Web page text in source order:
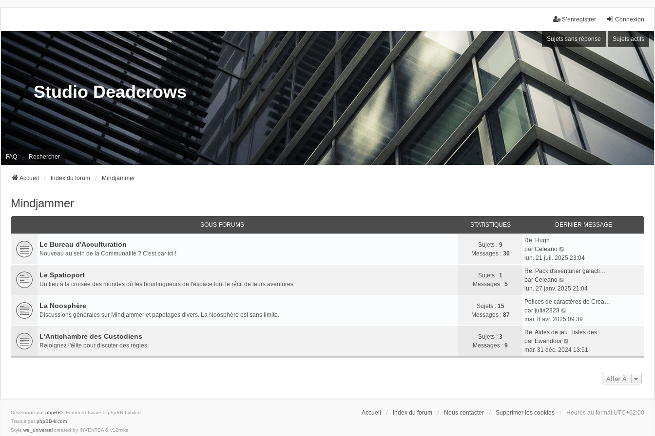
Connexion
S’enregistrer
Sujets sans réponse Sujets actifs
Studio Deadcrows
FAQ Rechercher
Accueil Index du forum Mindjammer
Mindjammer
SOUS-FORUMS STATISTIQUES DERNIER MESSAGE
Le Bureau d'Acculturation
Nouveau au sein de la Communalité ? C'est par ici !
Sujets : 9
Messages : 36
Re: Hugh
par Celeano
o
r
e
d
e
r
i
e
r
a
e
lun. 21 juil. 2025 23:04
Le Spatioport
Un lieu à la croisée des mondes où les bourlingueurs de l'espace font le récit de leurs aventures.
Sujets : 1
Messages : 5
Re: Pack d'aventurier galacti…
par Celeano
o
r
l
e
d
e
r
n
s
lun. 27 janv. 2025 21:04
La Noosphère
Discussions générales sur Mindjammer et papotages divers. La Noosphère est sans limite.
Sujets : 15
Messages : 87
Polices de caractères de Crea…
par julia2323
o
r
l
e
i
r
mar. 8 avr. 2025 09:39
L'Antichambre des Custodiens
Rejoignez l'élite pour discuter des règles.
Sujets : 3
Messages : 9
Re: Aides de jeu : listes des…
par Ewandoor
o
i
r
mar. 31 déc. 2024 13:51
Aller À
Accueil Index du forum Nous contacter Supprimer les cookies Heures au format UTC+02:00
Développé par phpBB® Forum Software © phpBB Limited
Traduit par phpBB-fr.com
Style we_universal created by INVENTEA & v12mike